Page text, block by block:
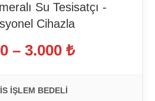
Su Tesisatçı -
Cihazla
– 3.000 ₺
İŞLEM BEDELI